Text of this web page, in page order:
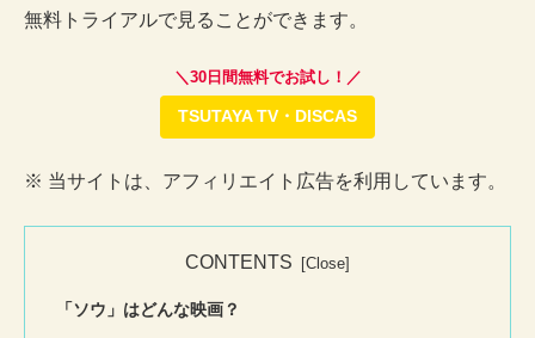
無料トライアルで見ることができます。
＼30日間無料でお試し！／
TSUTAYA TV・DISCAS
※ 当サイトは、アフィリエイト広告を利用しています。
CONTENTS
「ソウ」はどんな映画？